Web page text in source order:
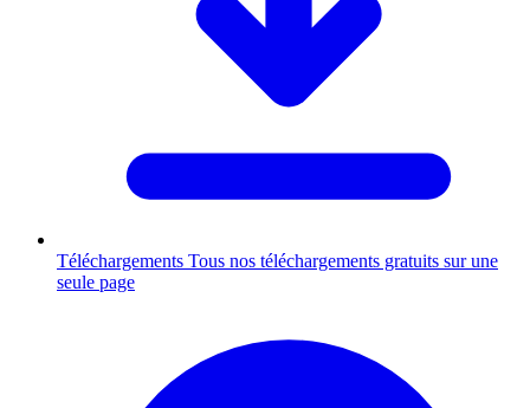
Téléchargements Tous nos téléchargements gratuits sur une
seule page